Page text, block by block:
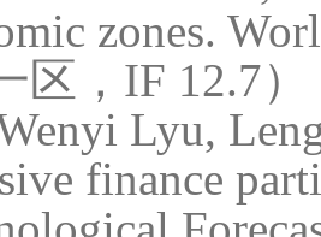
zones.
区， IF 12.7）
Lyu,
finance